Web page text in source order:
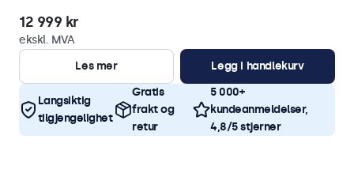
12 999 kr
ekskl. MVA
Les mer
Legg i handlekurv
Langsiktig
tilgjengelighet
Gratis
frakt og
retur
5 000+
kundeanmeldelser,
4,8/5 stjerner